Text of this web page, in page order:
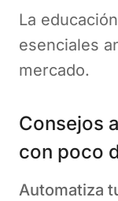
La
esenciales
mercado.
Consejos
con poco
Automatiza